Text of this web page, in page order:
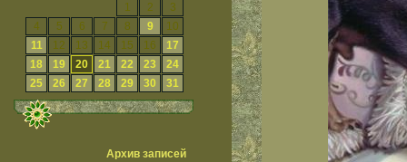
1
2
3
4
5 6 7 8 9
10
11
12 13 14 15 16
17
18
19 20 21 22 23
24
25
26 27 28 29 30 31
Архив записей